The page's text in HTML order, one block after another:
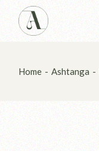
Home Ashtanga